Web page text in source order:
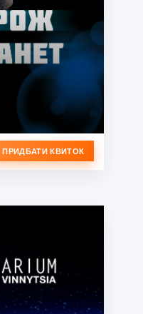
ПРИДБАТИ КВИТОК